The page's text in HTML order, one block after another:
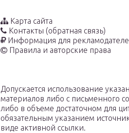
Карта сайта
Контакты (обратная связь)
Информация для
Правила и авторские права
Допускается использование
материалов либо с письменного
либо в объеме достаточном для
обязательным указанием
виде активной ссылки.